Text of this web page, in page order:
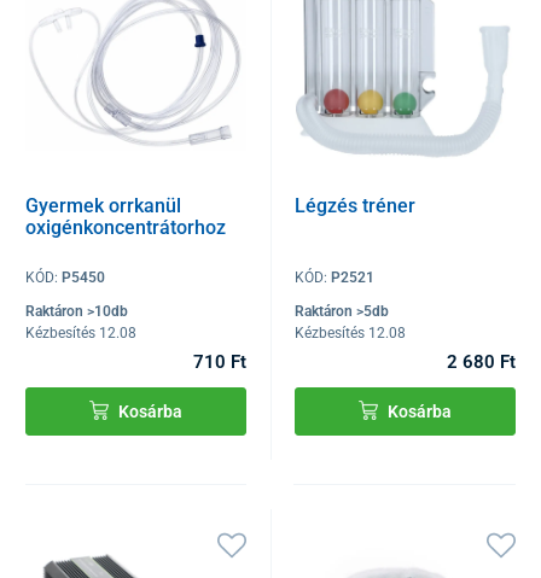
Gyermek orrkanül
oxigénkoncentrátorhoz
KÓD: P5450
Raktáron >10db
Kézbesítés 12.08
710 Ft
Kosárba
Légzés tréner
KÓD: P2521
Raktáron >5db
Kézbesítés 12.08
2 680 Ft
Kosárba